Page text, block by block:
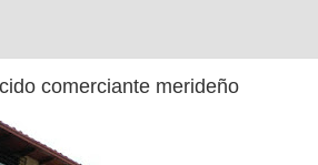
comerciante merideño